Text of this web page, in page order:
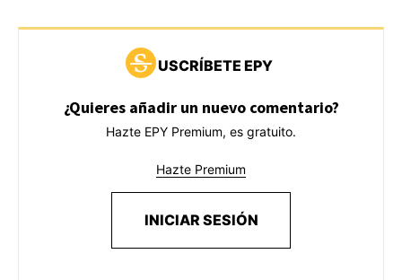
USCRÍBETE EPY
¿Quieres añadir un nuevo comentario?
Hazte EPY Premium, es gratuito.
Hazte Premium
INICIAR SESIÓN